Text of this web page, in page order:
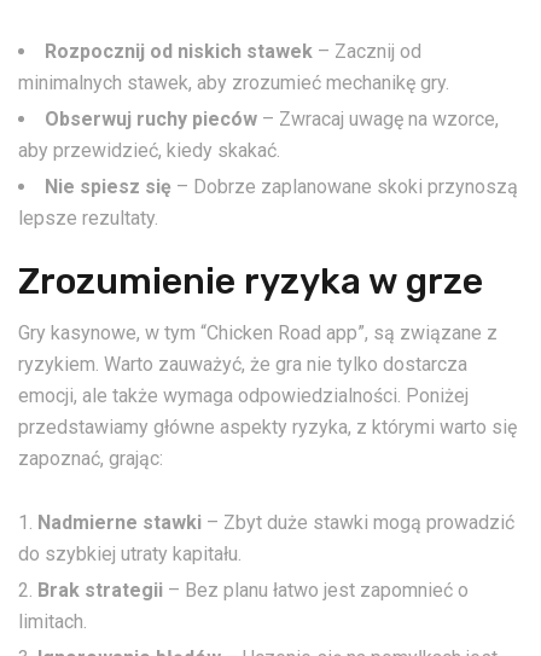
Rozpocznij od niskich stawek – Zacznij od
minimalnych stawek, aby zrozumieć mechanikę gry.
Obserwuj ruchy pieców – Zwracaj uwagę na wzorce,
aby przewidzieć, kiedy skakać.
Nie spiesz się – Dobrze zaplanowane skoki przynoszą
lepsze rezultaty.
Zrozumienie ryzyka w grze
Gry kasynowe, w tym “Chicken Road app”, są związane z
ryzykiem. Warto zauważyć, że gra nie tylko dostarcza
emocji, ale także wymaga odpowiedzialności. Poniżej
przedstawiamy główne aspekty ryzyka, z którymi warto się
zapoznać, grając:
Nadmierne stawki – Zbyt duże stawki mogą prowadzić
do szybkiej utraty kapitału.
Brak strategii – Bez planu łatwo jest zapomnieć o
limitach.